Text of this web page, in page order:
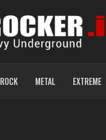
ROCK METAL EXTREME